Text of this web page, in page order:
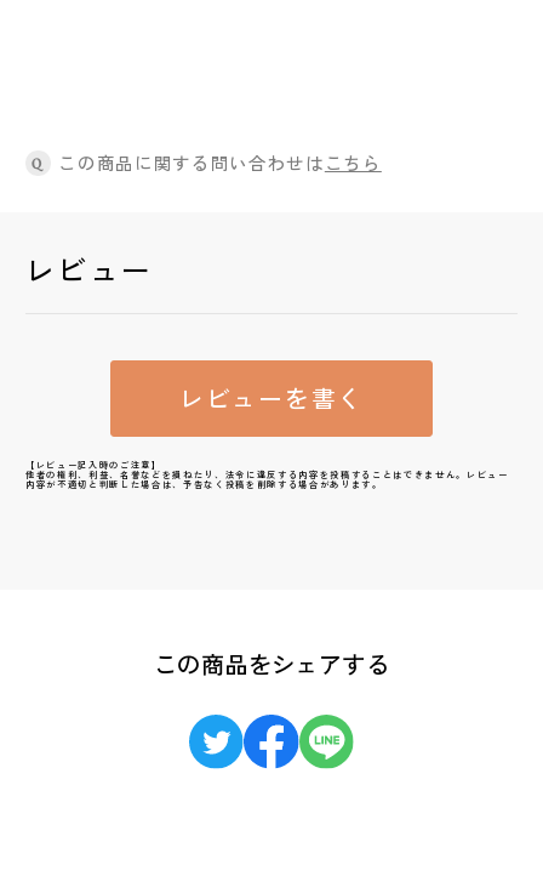
Q この商品に関する問い合わせはこちら
レビュー
レビューを書く
【レビュー記入時のご注意】
他者の権利、利益、名誉などを損ねたり、法令に違反する内容を投稿することはできません。レビュー
内容が不適切と判断した場合は、予告なく投稿を削除する場合があります。
この商品をシェアする